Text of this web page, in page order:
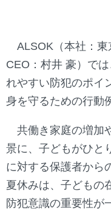
ALSOK（本社：
CEO：村井 豪）で
れやすい防犯のポイ
身を守るための行動
共働き家庭の増加
景に、子どもがひと
に対する保護者から
夏休みは、子どもの
防犯意識の重要性が